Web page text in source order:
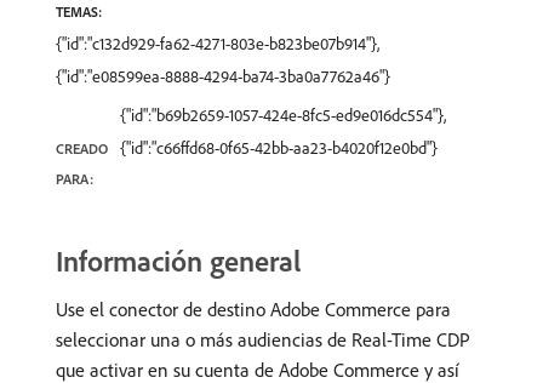
TEMAS:
{"id":"c132d929-fa62-4271-803e-b823be07b914"},
{"id":"e08599ea-8888-4294-ba74-3ba0a7762a46"}
CREADO
PARA:
{"id":"b69b2659-1057-424e-8fc5-ed9e016dc554"},
{"id":"c66ffd68-0f65-42bb-aa23-b4020f12e0bd"}
Información general
Use el conector de destino Adobe Commerce para
seleccionar una o más audiencias de Real-Time CDP
que activar en su cuenta de Adobe Commerce y así